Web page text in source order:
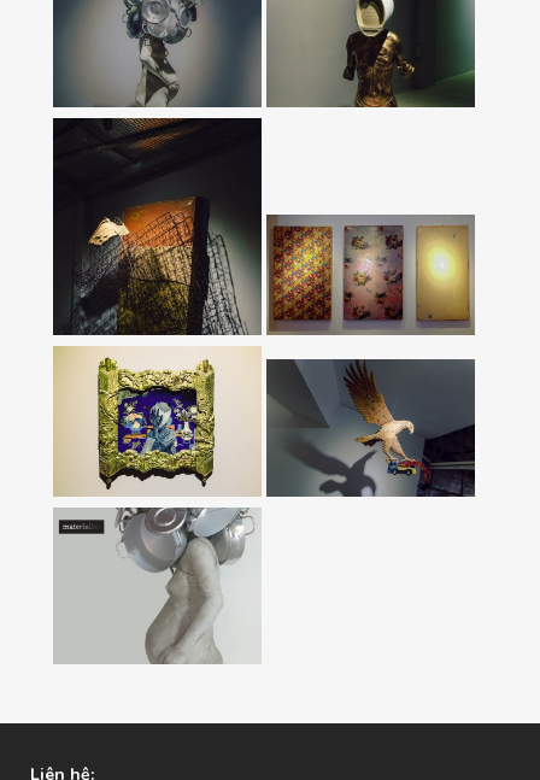
2017
2017
Tính Chất Liên Kết,
2015
Chân Dung Nệm 1-
3, 2014
Đau, 2015
Phi Lý Hiện Hữu,
THIÊN ĐƯỜNG ĐÃ
MẤT
Liên hệ: